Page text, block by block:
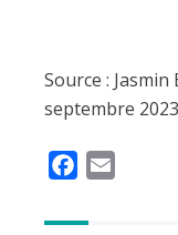
Source :
septembre 2023
c